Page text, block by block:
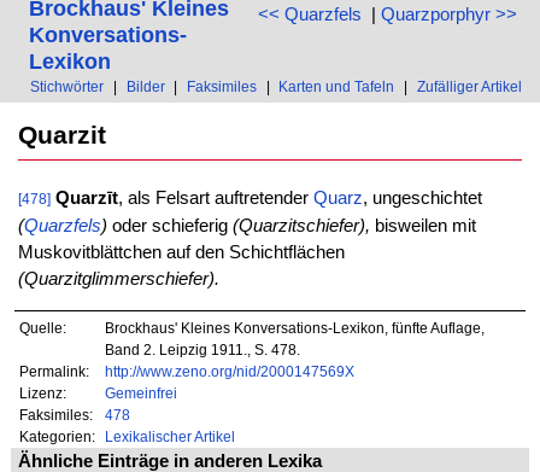
<< Quarzfels | Quarzporphyr >>
Brockhaus' Kleines
Konversations-
Lexikon
Stichwörter Bilder Faksimiles Karten und Tafeln Zufälliger Artikel
Quarzit
[478] Quarzīt, als Felsart auftretender Quarz, ungeschichtet
(Quarzfels) oder schieferig (Quarzitschiefer), bisweilen mit
Muskovitblättchen auf den Schichtflächen
(Quarzitglimmerschiefer).
Quelle:
Brockhaus' Kleines Konversations-Lexikon, fünfte Auflage,
Band 2. Leipzig 1911., S. 478.
Permalink:
http://www.zeno.org/nid/2000147569X
Lizenz:
Gemeinfrei
Faksimiles:
478
Kategorien:
Lexikalischer Artikel
Ähnliche Einträge in anderen Lexika